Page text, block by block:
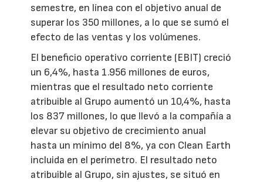
semestre, en línea con el objetivo anual de
superar los 350 millones, a lo que se sumó el
efecto de las ventas y los volúmenes.
El beneficio operativo corriente (EBIT) creció
un 6,4%, hasta 1.956 millones de euros,
mientras que el resultado neto corriente
atribuible al Grupo aumentó un 10,4%, hasta
los 837 millones, lo que llevó a la compañía a
elevar su objetivo de crecimiento anual
hasta un mínimo del 8%, ya con Clean Earth
incluida en el perímetro. El resultado neto
atribuible al Grupo, sin ajustes, se situó en